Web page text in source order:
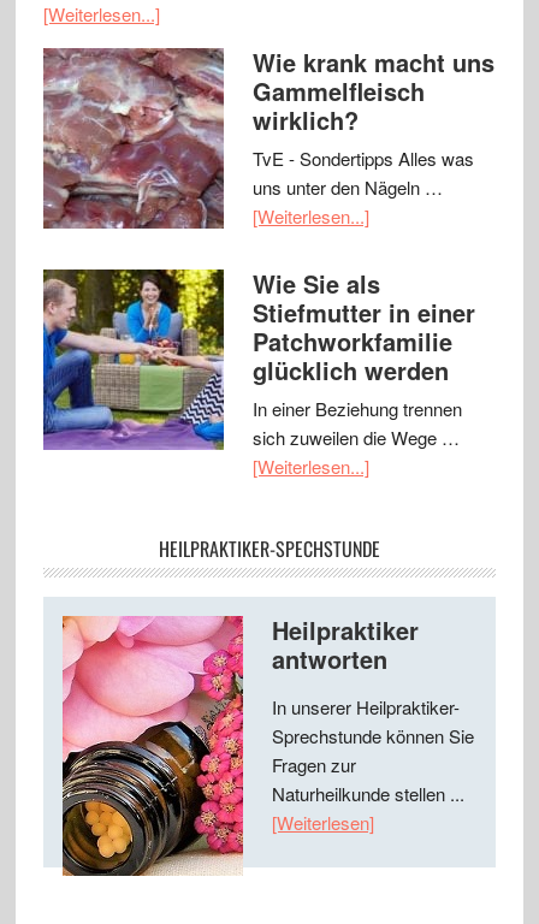
[Weiterlesen...]
Wie krank macht uns
Gammelfleisch
wirklich?
TvE - Sondertipps Alles was
uns unter den Nägeln …
[Weiterlesen...]
Wie Sie als
Stiefmutter in einer
Patchworkfamilie
glücklich werden
In einer Beziehung trennen
sich zuweilen die Wege …
[Weiterlesen...]
HEILPRAKTIKER-SPECHSTUNDE
Heilpraktiker
antworten
In unserer Heilpraktiker-
Sprechstunde können Sie
Fragen zur
Naturheilkunde stellen ...
[Weiterlesen]